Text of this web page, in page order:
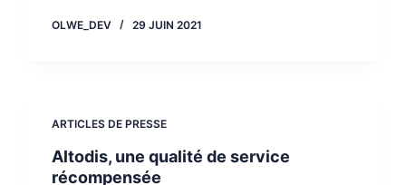
OLWE_DEV 29 JUIN 2021
ARTICLES DE PRESSE
Altodis, une qualité de service
récompensée